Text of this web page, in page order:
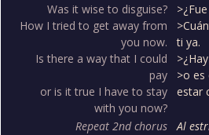
Was it wise to disguise?
How I tried to get away from
you now.
Is there a way that I could
pay
or is it true I have to stay
with you now?
ti ya.
>o es
estar
Repeat 2nd chorus
Al